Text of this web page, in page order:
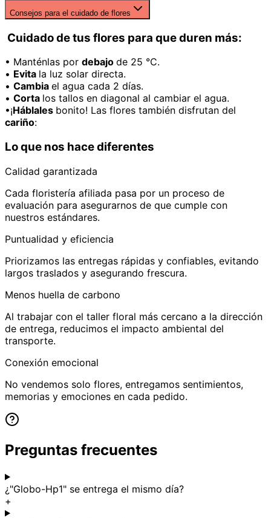
Consejos para el cuidado de flores
Cuidado de tus flores para que duren más:
• Manténlas por debajo de 25 °C.
• Evita la luz solar directa.
• Cambia el agua cada 2 días.
• Corta los tallos en diagonal al cambiar el agua.
•¡Háblales bonito! Las flores también disfrutan del
cariño:
Lo que nos hace diferentes
Calidad garantizada
Cada floristería afiliada pasa por un proceso de
evaluación para asegurarnos de que cumple con
nuestros estándares.
Puntualidad y eficiencia
Priorizamos las entregas rápidas y confiables, evitando
largos traslados y asegurando frescura.
Menos huella de carbono
Al trabajar con el taller floral más cercano a la dirección
de entrega, reducimos el impacto ambiental del
transporte.
Conexión emocional
No vendemos solo flores, entregamos sentimientos,
memorias y emociones en cada pedido.
Preguntas frecuentes
¿"Globo-Hp1" se entrega el mismo día?
+